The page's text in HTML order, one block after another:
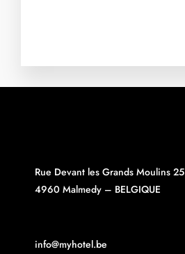
Rue Devant les Grands Moulins 25
4960 Malmedy – BELGIQUE
info@myhotel.be